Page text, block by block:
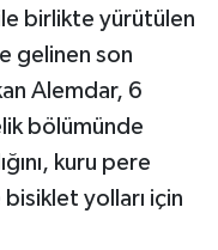
ile birlikte yürütülen
gelinen son
Alemdar, 6
bölümünde
kuru pere
yolları için